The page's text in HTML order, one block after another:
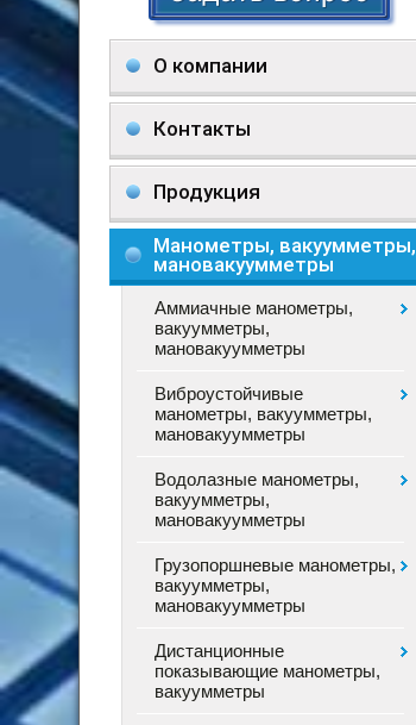
О компании
Контакты
Продукция
Манометры, вакуумметры,
мановакуумметры
Аммиачные манометры,
вакуумметры,
мановакуумметры
Виброустойчивые
манометры, вакуумметры,
мановакуумметры
Водолазные манометры,
вакуумметры,
мановакуумметры
Грузопоршневые манометры,
вакуумметры,
мановакуумметры
Дистанционные
показывающие манометры,
вакуумметры